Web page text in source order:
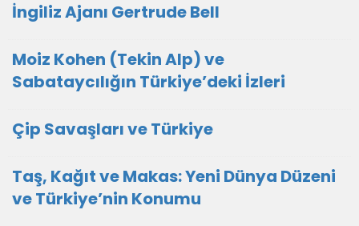
İngiliz Ajanı Gertrude Bell
Moiz Kohen (Tekin Alp) ve
Sabataycılığın Türkiye’deki İzleri
Çip Savaşları ve Türkiye
Taş, Kağıt ve Makas: Yeni Dünya Düzeni
ve Türkiye’nin Konumu